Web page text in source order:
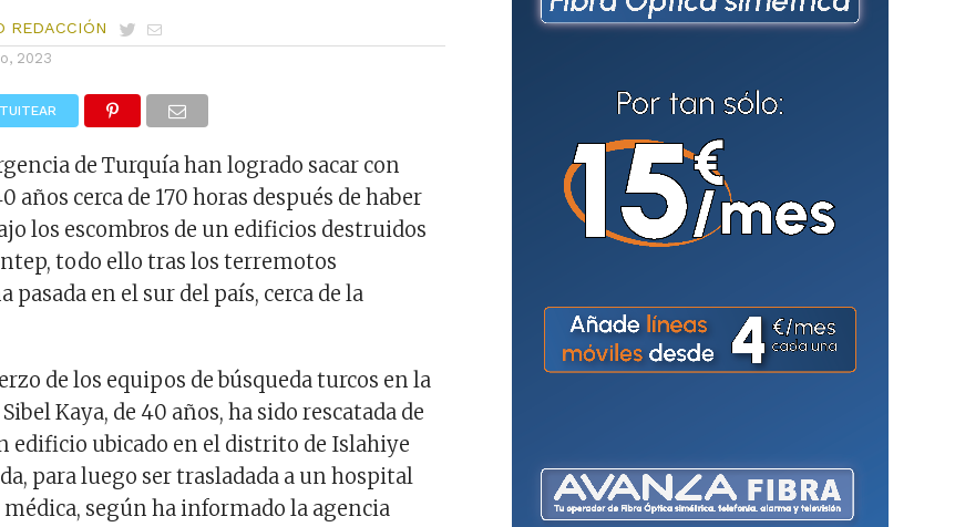
REDACCIÓN
2023
TUITEAR
de Turquía han logrado sacar con
años cerca de 170 horas después de haber
los escombros de un edificios destruidos
todo ello tras los terremotos
pasada en el sur del país, cerca de la
de los equipos de búsqueda turcos en la
Kaya, de 40 años, ha sido rescatada de
edificio ubicado en el distrito de Islahiye
para luego ser trasladada a un hospital
según ha informado la agencia